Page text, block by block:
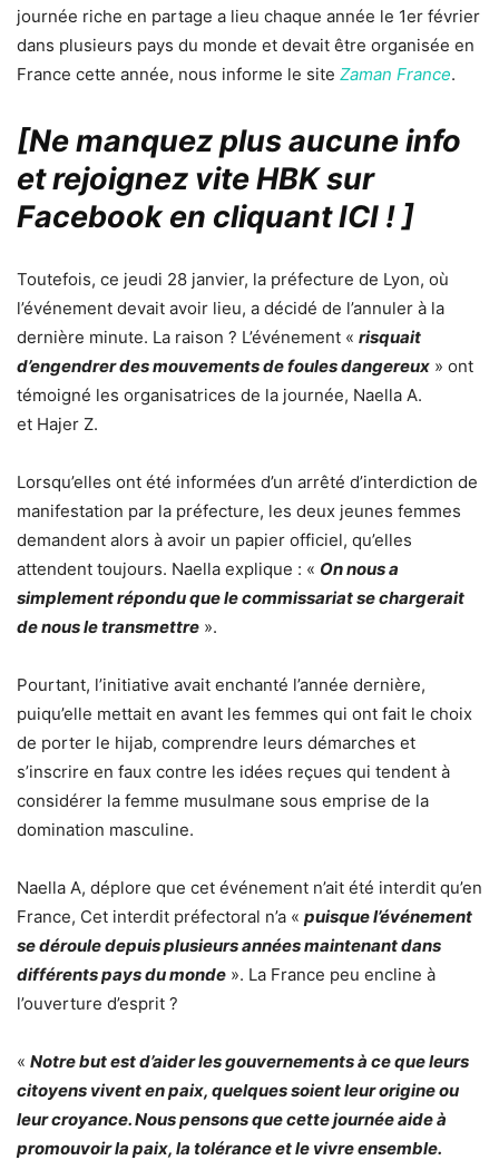
journée riche en partage a lieu chaque année le 1er février
dans plusieurs pays du monde et devait être organisée en
France cette année, nous informe le site Zaman France.
[Ne manquez plus aucune info
et rejoignez vite HBK sur
Facebook en cliquant ICI ! ]
Toutefois, ce jeudi 28 janvier, la préfecture de Lyon, où
l’événement devait avoir lieu, a décidé de l’annuler à la
dernière minute. La raison ? L’événement « risquait
d’engendrer des mouvements de foules dangereux » ont
témoigné les organisatrices de la journée, Naella A.
et Hajer Z.
Lorsqu’elles ont été informées d’un arrêté d’interdiction de
manifestation par la préfecture, les deux jeunes femmes
demandent alors à avoir un papier officiel, qu’elles
attendent toujours. Naella explique : « On nous a
simplement répondu que le commissariat se chargerait
de nous le transmettre ».
Pourtant, l’initiative avait enchanté l’année dernière,
puiqu’elle mettait en avant les femmes qui ont fait le choix
de porter le hijab, comprendre leurs démarches et
s’inscrire en faux contre les idées reçues qui tendent à
considérer la femme musulmane sous emprise de la
domination masculine.
Naella A, déplore que cet événement n’ait été interdit qu’en
France, Cet interdit préfectoral n’a « puisque l’événement
se déroule depuis plusieurs années maintenant dans
différents pays du monde ». La France peu encline à
l’ouverture d’esprit ?
« Notre but est d’aider les gouvernements à ce que leurs
citoyens vivent en paix, quelques soient leur origine ou
leur croyance. Nous pensons que cette journée aide à
promouvoir la paix, la tolérance et le vivre ensemble.